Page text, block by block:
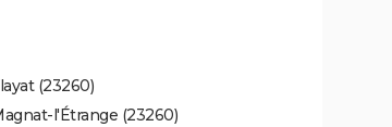
(23260)
l'Étrange (23260)